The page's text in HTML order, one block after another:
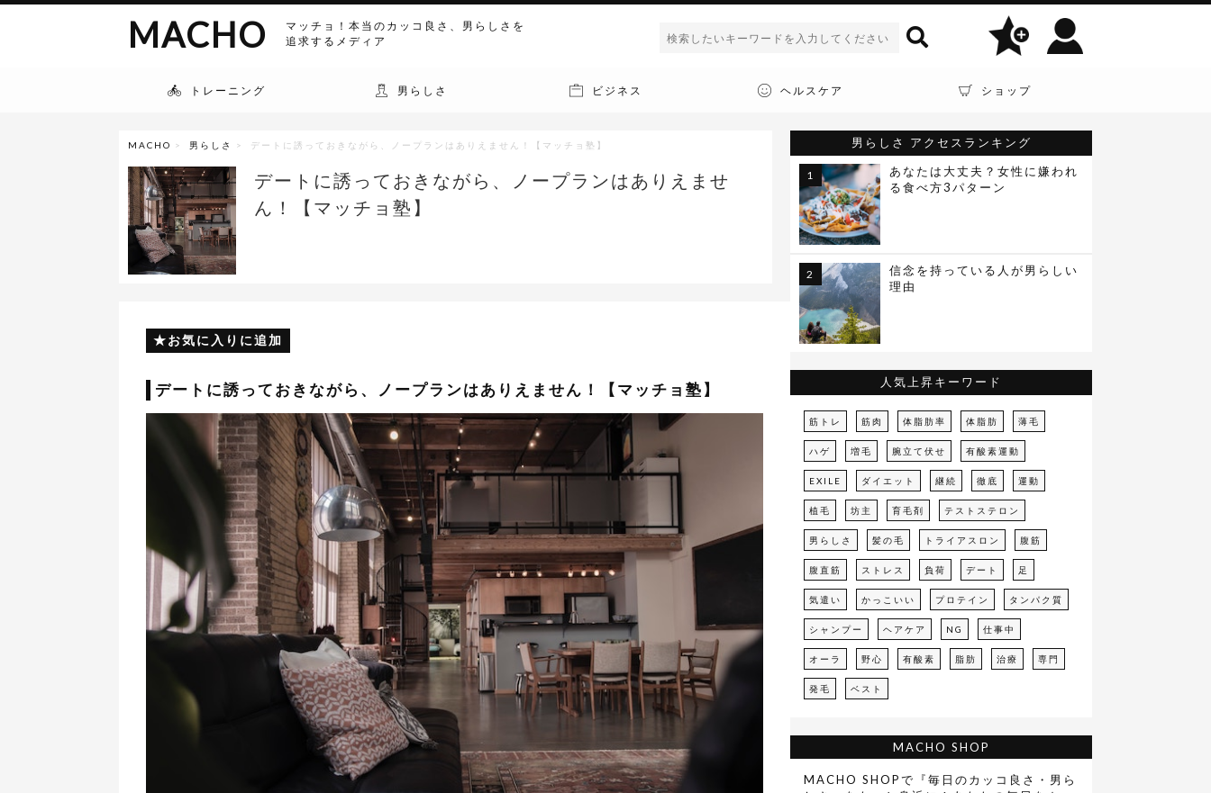
マッチョ！本当のカッコ良さ、男らしさを
追求するメディア
MACHO
トレーニング 男らしさ ビジネス ヘルスケア ショップ
MACHO > 男らしさ > デートに誘っておきながら、ノープランはありえません！【マッチョ塾】
デートに誘っておきながら、ノープランはありえませ
ん！【マッチョ塾】
お気に入りに追加
デートに誘っておきながら、ノープランはありえません！【マッチョ塾】
男らしさ
アクセスランキング
あなたは大丈夫？女性に嫌われ
る食べ方3パターン
信念を持っている人が男らしい
理由
人気上昇キーワード
筋トレ 筋肉 体脂肪率 体脂肪 薄毛
ハゲ 増毛 腕立て伏せ 有酸素運動
EXILE ダイエット 継続 徹底 運動
植毛 坊主 育毛剤 テストステロン
男らしさ 髪の毛 トライアスロン 腹筋
腹直筋 ストレス 負荷 デート 足
気遣い かっこいい プロテイン タンパク質
シャンプー ヘアケア NG 仕事中
オーラ 野心 有酸素 脂肪 治療 専門
発毛 ベスト
MACHO SHOP
MACHO SHOPで『毎日のカッコ良さ・男ら